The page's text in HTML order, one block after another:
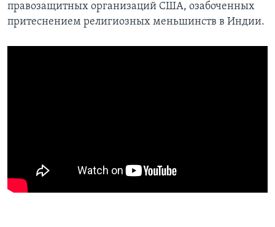
правозащитных организаций США, озабоченных
притеснением религиозных меньшинств в Индии.